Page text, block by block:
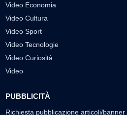
Video Economia
Video Cultura
Video Sport
Video Tecnologie
Video Curiosità
Video
PUBBLICITÀ
Richiesta pubblicazione articoli/banner